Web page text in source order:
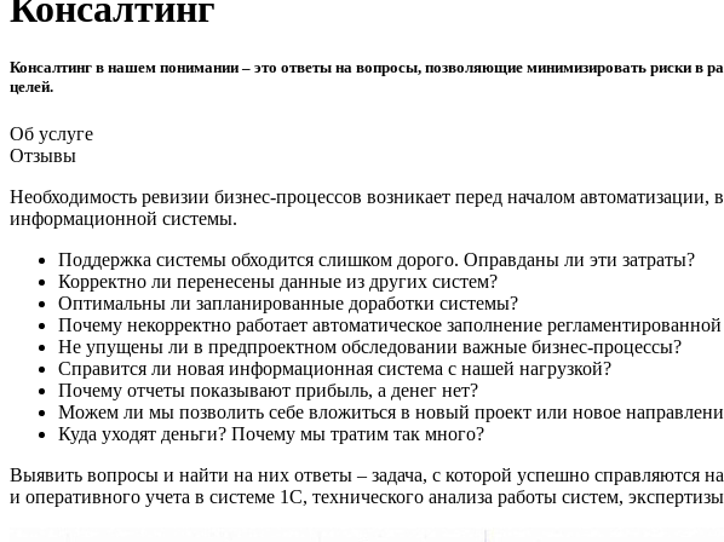
Консалтинг в нашем понимании – это ответы на вопросы, позволяющие минимизировать риски в
целей.
Об услуге
Отзывы
Необходимость ревизии бизнес-процессов возникает перед началом
информационной системы.
Поддержка системы обходится слишком дорого. Оправданы ли эти затраты?
Корректно ли перенесены данные из других систем?
Оптимальны ли запланированные доработки системы?
Почему некорректно работает автоматическое заполнение
Не упущены ли в предпроектном обследовании важные бизнес-процессы?
Справится ли новая информационная система с нашей нагрузкой?
Почему отчеты показывают прибыль, а денег нет?
Можем ли мы позволить себе вложиться в новый проект или новое
Куда уходят деньги? Почему мы тратим так много?
Выявить вопросы и найти на них ответы – задача, с которой успешно справляются
и оперативного учета в системе 1С, технического анализа работы систем,